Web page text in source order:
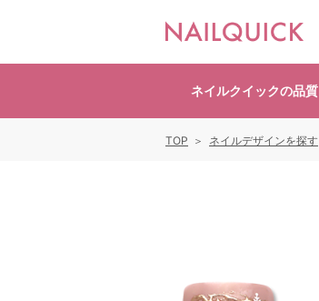
ネイルクイックの品質
TOP ネイルデザインを探す